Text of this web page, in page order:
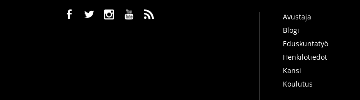
b a x r ,
Avustaja
Blogi
Eduskuntatyö
Henkilötiedot
Kansi
Koulutus